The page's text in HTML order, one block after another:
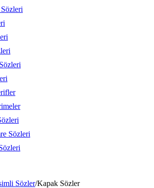
Sözleri
Sözler/Kapak Sözler